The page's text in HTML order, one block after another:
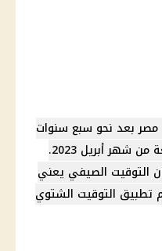
مصربعد نحو سبع سنوات
من إلغائه تم تطبيقه في آخر جمعة من شهر أبريل 2023.
التوقيت الصيفي يعني
تطبيق التوقيت الشتوي